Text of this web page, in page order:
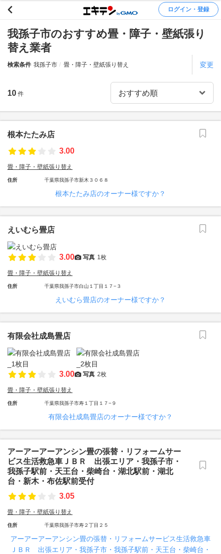
ログイン・登録
我孫子市のおすすめ畳・障子・壁紙張り
替え業者
検索条件 我孫子市 畳・障子・壁紙張り替え 変更
10 件
根本たたみ店
3.00
畳・障子・壁紙張り替え
住所 千葉県我孫子市新木３０６８
根本たたみ店のオーナー様ですか？
えいむら畳店
3.00 写真 1枚
畳・障子・壁紙張り替え
住所 千葉県我孫子市白山１丁目１７−３
えいむら畳店のオーナー様ですか？
有限会社成島畳店
3.00 写真 2枚
畳・障子・壁紙張り替え
住所 千葉県我孫子市寿１丁目１７−９
有限会社成島畳店のオーナー様ですか？
アーアーアーアンシン畳の張替・リフォームサー
ビス生活救急車ＪＢＲ 出張エリア・我孫子市・
我孫子駅前・天王台・柴崎台・湖北駅前・湖北
台・新木・布佐駅前受付
3.05
畳・障子・壁紙張り替え
住所 千葉県我孫子市寿２丁目２５
アーアーアーアンシン畳の張替・リフォームサービス生活救急車
ＪＢＲ 出張エリア・我孫子市・我孫子駅前・天王台・柴崎台・